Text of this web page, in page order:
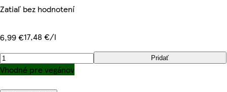
Zatiaľ bez hodnotení
6,99 €17,48 €/l
Pridať
Vhodné pre vegánov